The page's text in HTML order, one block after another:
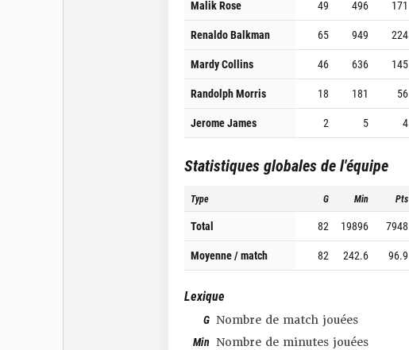
Malik Rose
49 496 171
Renaldo Balkman
65 949 224
Mardy Collins
46 636 145
Randolph Morris
18 181 56
Jerome James
2 5 4
Statistiques globales de l'équipe
Type G Min Pts
Total 82 19896 7948
Moyenne / match
82 242.6 96.9
Lexique
G Nombre de match jouées
Min Nombre de minutes jouées